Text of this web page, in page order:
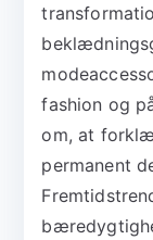
fashion og
om, at
permanent